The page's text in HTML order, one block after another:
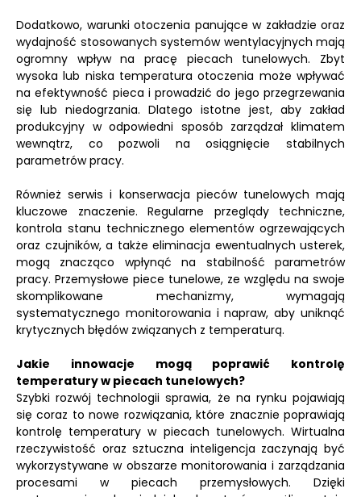
Dodatkowo, warunki otoczenia panujące w zakładzie oraz
wydajność stosowanych systemów wentylacyjnych mają
ogromny wpływ na pracę piecach tunelowych. Zbyt
wysoka lub niska temperatura otoczenia może wpływać
na efektywność pieca i prowadzić do jego przegrzewania
się lub niedogrzania. Dlatego istotne jest, aby zakład
produkcyjny w odpowiedni sposób zarządzał klimatem
wewnątrz, co pozwoli na osiągnięcie stabilnych
parametrów pracy.
Również serwis i konserwacja pieców tunelowych mają
kluczowe znaczenie. Regularne przeglądy techniczne,
kontrola stanu technicznego elementów ogrzewających
oraz czujników, a także eliminacja ewentualnych usterek,
mogą znacząco wpłynąć na stabilność parametrów
pracy. Przemysłowe piece tunelowe, ze względu na swoje
skomplikowane mechanizmy, wymagają
systematycznego monitorowania i napraw, aby uniknąć
krytycznych błędów związanych z temperaturą.
Jakie innowacje mogą poprawić kontrolę
temperatury w piecach tunelowych?
Szybki rozwój technologii sprawia, że na rynku pojawiają
się coraz to nowe rozwiązania, które znacznie poprawiają
kontrolę temperatury w piecach tunelowych. Wirtualna
rzeczywistość oraz sztuczna inteligencja zaczynają być
wykorzystywane w obszarze monitorowania i zarządzania
procesami w piecach przemysłowych. Dzięki